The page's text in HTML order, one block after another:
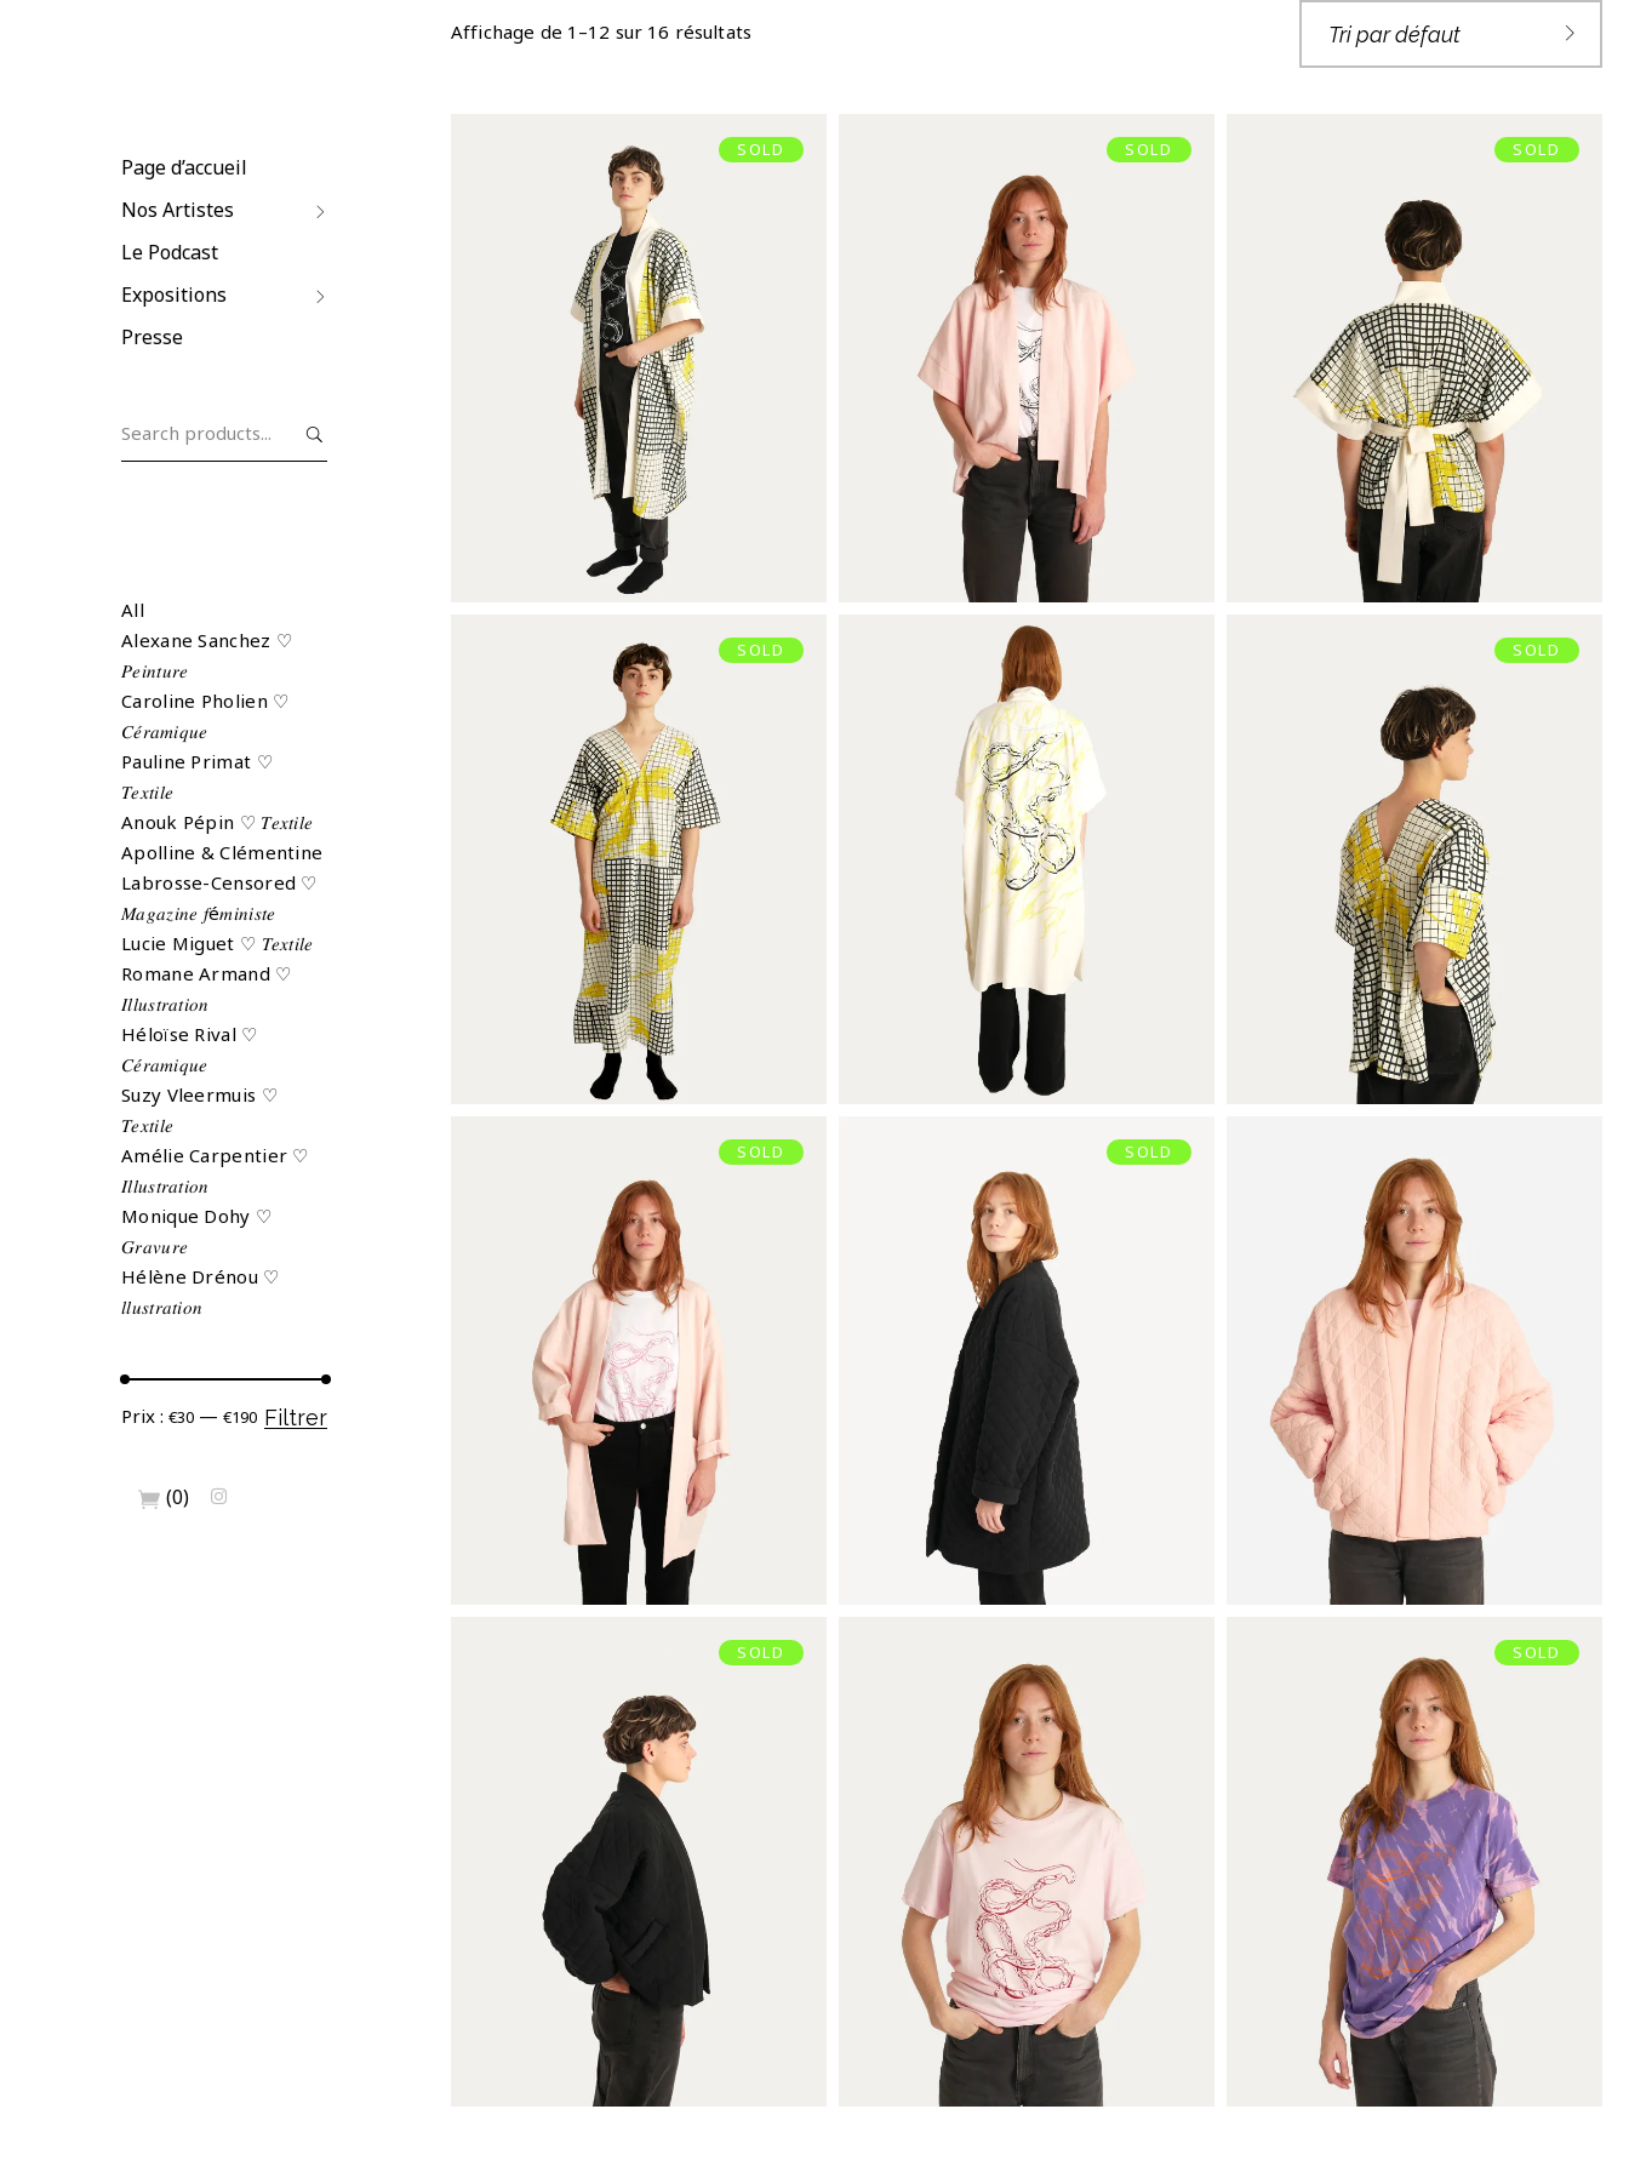
Page d’accueil
Nos Artistes
Le Podcast
Expositions
Presse
All
Alexane Sanchez ♡
𝑃𝑒𝑖𝑛𝑡𝑢𝑟𝑒
Caroline Pholien ♡
𝐶𝑒́𝑟𝑎𝑚𝑖𝑞𝑢𝑒
Pauline Primat ♡
𝑇𝑒𝑥𝑡𝑖𝑙𝑒
Anouk Pépin ♡ 𝑇𝑒𝑥𝑡𝑖𝑙𝑒
Apolline & Clémentine
Labrosse-Censored ♡
𝑀𝑎𝑔𝑎𝑧𝑖𝑛𝑒 𝑓é𝑚𝑖𝑛𝑖𝑠𝑡𝑒
Lucie Miguet ♡ 𝑇𝑒𝑥𝑡𝑖𝑙𝑒
Romane Armand ♡
𝐼𝑙𝑙𝑢𝑠𝑡𝑟𝑎𝑡𝑖𝑜𝑛
Héloïse Rival ♡
𝐶𝑒́𝑟𝑎𝑚𝑖𝑞𝑢𝑒
Suzy Vleermuis ♡
𝑇𝑒𝑥𝑡𝑖𝑙𝑒
Amélie Carpentier ♡
𝐼𝑙𝑙𝑢𝑠𝑡𝑟𝑎𝑡𝑖𝑜𝑛
Monique Dohy ♡
𝐺𝑟𝑎𝑣𝑢𝑟𝑒
Hélène Drénou ♡
𝑙𝑙𝑢𝑠𝑡𝑟𝑎𝑡𝑖𝑜𝑛
Prix
Prix
Filtrer
Prix : €30 — €190
(0)
Affichage de 1–12 sur 16 résultats Tri par défaut
SOLD
KIMONO
€135,00
SOLD
KIMONO COURT
115,00
SOLD
KIMONO COURT
€95,00
SOLD
CAFTAN
€99,00
KIMONO SOIE
€185,00
Ajouter au panier
SOLD
TUNIQUE EN V
€79,00
SOLD
VESTE
€115,00
SOLD
VESTE BOMBER
€
120,00
Ajouter au panier
SOLD
BOMBER
175,00
TEE SHIRT SERPENT
€35,00
Ajouter au panier
SOLD
TEE-SHIRT SERPENT
€39,00